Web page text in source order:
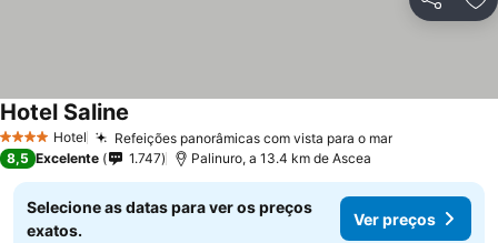
Partilhar
4 EstrelasHotel Refeições panorâmicas com vista para o mar
Hotel Saline
8,5 Excelente 1.747 Palinuro, a 13.4 km de Ascea
Selecione as datas para ver os preços
exatos.
Ver preços